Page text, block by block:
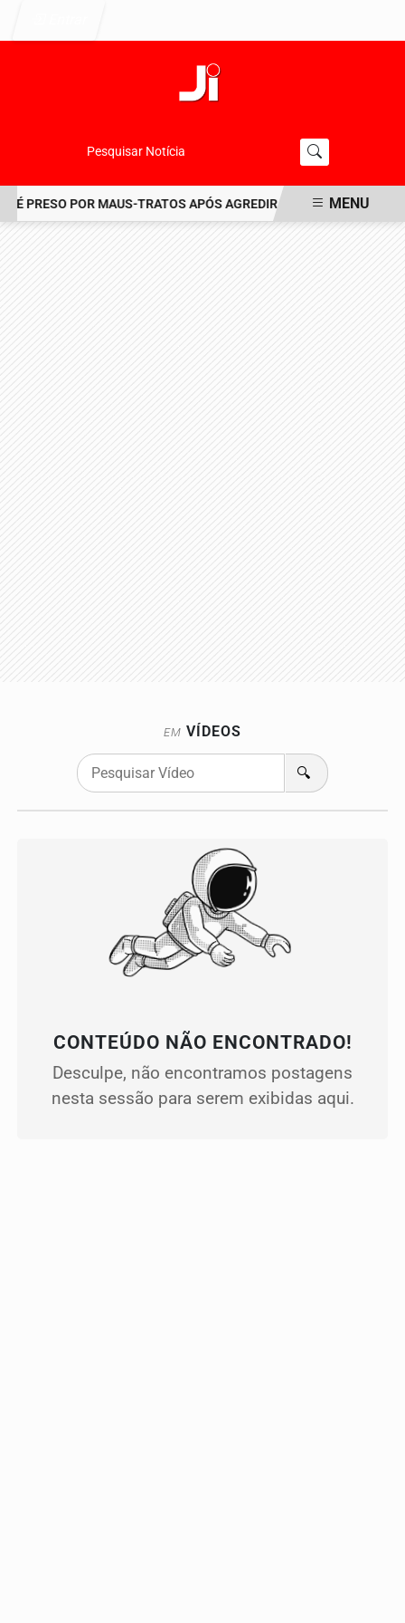
Pesquisar Notícia
É PRESO POR MAUS-TRATOS APÓS AGREDIR GRAVEMENTE
MENU
EM VÍDEOS
🔍
CONTEÚDO NÃO ENCONTRADO!
Desculpe, não encontramos postagens
nesta sessão para serem exibidas aqui.